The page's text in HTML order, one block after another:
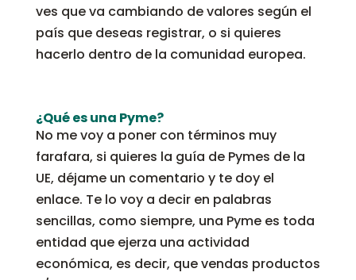
ves que va cambiando de valores según el
país que deseas registrar, o si quieres
hacerlo dentro de la comunidad europea.
¿Qué es una Pyme?
No me voy a poner con términos muy
farafara, si quieres la guía de Pymes de la
UE, déjame un comentario y te doy el
enlace. Te lo voy a decir en palabras
sencillas, como siempre, una Pyme es toda
entidad que ejerza una actividad
económica, es decir, que vendas productos